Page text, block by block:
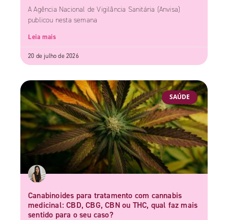
A Agência Nacional de Vigilância Sanitária (Anvisa)
publicou nesta semana
Leia mais
20 de julho de 2026
SAÚDE
Canabinoides para tratamento com cannabis
medicinal: CBD, CBG, CBN ou THC, qual faz mais
sentido para o seu caso?